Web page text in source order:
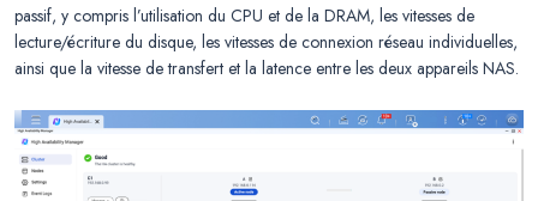
passif, y compris l’utilisation du CPU et de la DRAM, les vitesses de
lecture/écriture du disque, les vitesses de connexion réseau individuelles,
ainsi que la vitesse de transfert et la latence entre les deux appareils NAS.